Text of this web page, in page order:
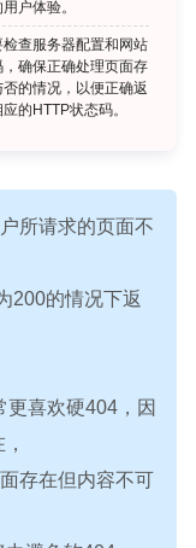
用户体验。
检查服务器配置和网站
，确保正确处理页面存
否的情况，以便正确返
应的HTTP状态码。
所请求的页面不
200的情况下返
喜欢硬404，因
存在但内容不可